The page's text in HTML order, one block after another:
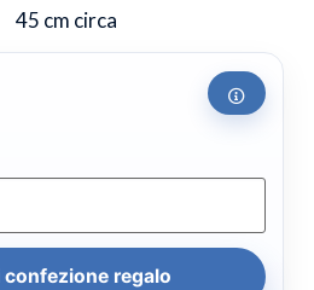
45 cm circa
regalo